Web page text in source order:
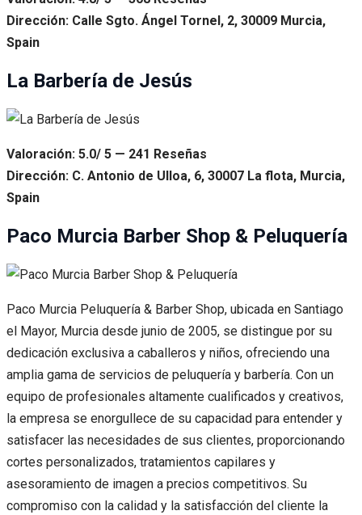
Dirección: Calle Sgto. Ángel Tornel, 2, 30009 Murcia,
Spain
La Barbería de Jesús
Valoración: 5.0/ 5 — 241 Reseñas
Dirección: C. Antonio de Ulloa, 6, 30007 La flota, Murcia,
Spain
Paco Murcia Barber Shop & Peluquería
Paco Murcia Peluquería & Barber Shop, ubicada en Santiago
el Mayor, Murcia desde junio de 2005, se distingue por su
dedicación exclusiva a caballeros y niños, ofreciendo una
amplia gama de servicios de peluquería y barbería. Con un
equipo de profesionales altamente cualificados y creativos,
la empresa se enorgullece de su capacidad para entender y
satisfacer las necesidades de sus clientes, proporcionando
cortes personalizados, tratamientos capilares y
asesoramiento de imagen a precios competitivos. Su
compromiso con la calidad y la satisfacción del cliente la